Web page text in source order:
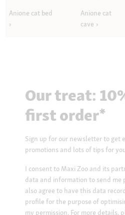
Anione cat bed
Anione cat
cave
Our treat:
first order*
Sign up for our newsletter to get
promotions and lots of tips for
I consent to Maxi Zoo and its
data and information to send me
also agree to have this data
profile for the purpose of
my permission. For more details,